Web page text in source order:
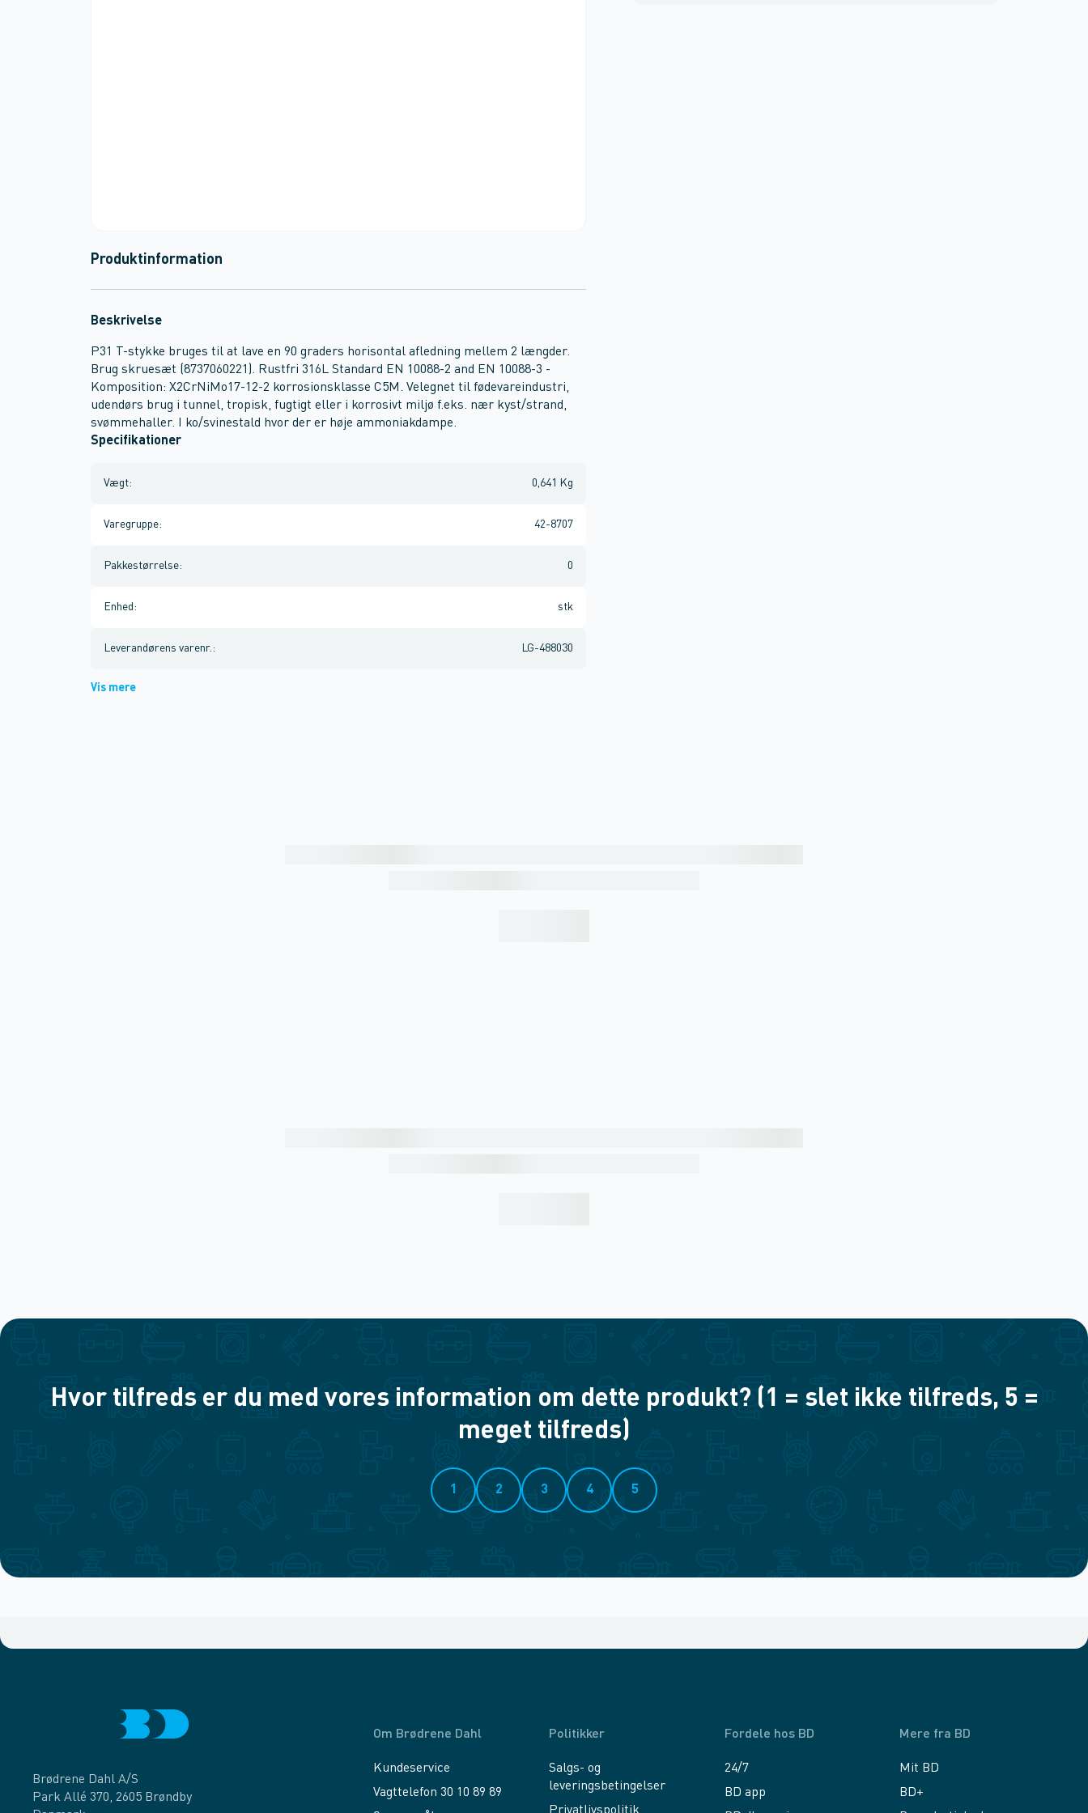
Produktinformation
Beskrivelse
P31 T-stykke bruges til at lave en 90 graders horisontal afledning mellem 2 længder.
Brug skruesæt (8737060221). Rustfri 316L Standard EN 10088-2 and EN 10088-3 -
Komposition: X2CrNiMo17-12-2 korrosionsklasse C5M. Velegnet til fødevareindustri,
udendørs brug i tunnel, tropisk, fugtigt eller i korrosivt miljø f.eks. nær kyst/strand,
svømmehaller. I ko/svinestald hvor der er høje ammoniakdampe.
Specifikationer
Vægt: 0,641 Kg
Varegruppe: 42-8707
Pakkestørrelse: 0
Enhed : stk
Leverandørens varenr. : LG-488030
Vis mere
Hvor tilfreds er du med vores information om dette produkt? (1 = slet ikke tilfreds, 5 =
meget tilfreds)
1 2 3 4 5
Brødrene Dahl A/S
Park Allé 370, 2605 Brøndby
Om Brødrene Dahl
Kundeservice
Vagttelefon 30 10 89 89
Politikker
Salgs- og
leveringsbetingelser
Fordele hos BD
24/7
BD app
Mere fra BD
Mit BD
BD+